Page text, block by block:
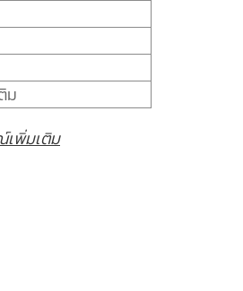
ม
เพิ่มเติม